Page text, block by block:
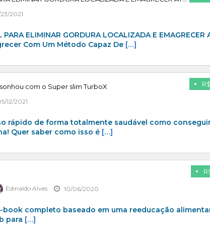
2021
ELIMINAR GORDURA LOCALIZADA E EMAGRECER
Com Um Método Capaz De […]
com o Super slim TurboX
12/2021
rápido de forma totalmente saudável como
Quer saber como isso é […]
Edinaldo Alves 10/06/2020
book completo baseado em uma reeducação
para […]